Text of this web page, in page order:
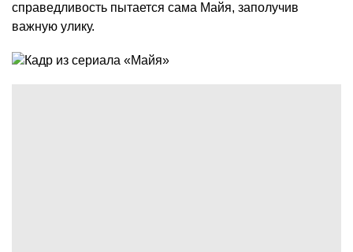
справедливость пытается сама Майя, заполучив
важную улику.